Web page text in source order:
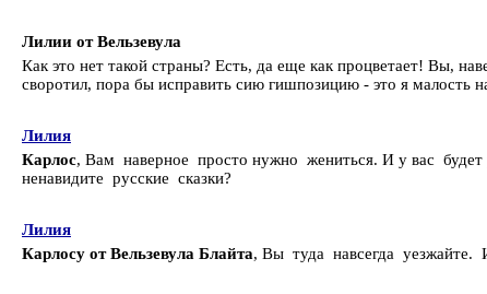
Лилии от Вельзевула
Как это нет такой страны? Есть, да еще как процветает! Вы,
своротил, пора бы исправить сию гишпозицию - это я малость
Лилия
Карлос, Вам наверное просто нужно жениться. И у вас
ненавидите русские сказки?
Лилия
Карлосу от Вельзевула Блайта, Вы туда навсегда уезжайте.